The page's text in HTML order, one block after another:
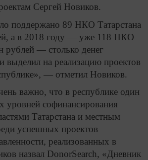
Сергей Новиков.
поддержано 89 НКО Татарстана
а в 2018 году — уже 118 НКО
рублей — столько денег
выделил на реализацию проектов
— отметил Новиков.
важно, что в республике один
уровней софинансирования
Татарстана и местным
успешных проектов
реализованных в
назвал DonorSearch, «Дневник